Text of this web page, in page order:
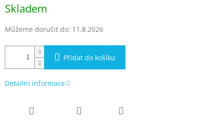
cena:
Skladem
Můžeme doručit do: 11.8.2026
Přidat do košíku
Detailní informace